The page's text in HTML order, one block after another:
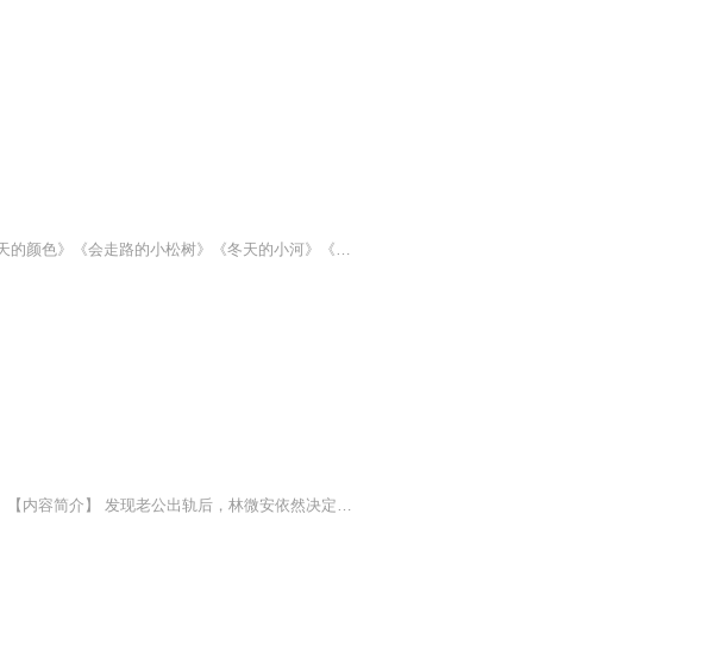
《四季》收录了薛卫民50多首经典的儿歌，如《秋风吹麦田》《秋天的颜色》《会走路的小松树》《冬天的小河》《雪人》等，并根据季节将其分为四部分，秋天正好是小学一年级孩子开学的季节，故将秋季儿歌排在前面，紧接着是冬季儿歌、春季儿歌和夏季儿歌。让...
稳定日更5集，不定期爆更，AI主播良心又迷人，订阅追更不迷路！ 【内容简介】 发现老公出轨后，林微安依然决定离婚。戏剧性的是，离婚当天她才知道自己怀孕了，更戏剧的是，她的出轨老公在民政局门口出了车祸，当场死亡。虽然渣男已死，可她的悲惨命运...